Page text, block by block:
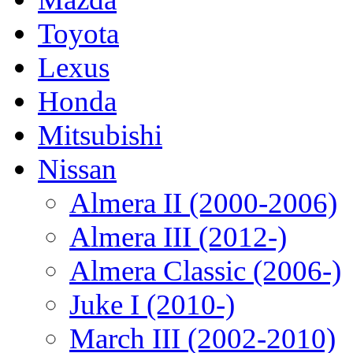
Toyota
Lexus
Honda
Mitsubishi
Nissan
Almera II (2000-2006)
Almera III (2012-)
Almera Classic (2006-)
Juke I (2010-)
March III (2002-2010)